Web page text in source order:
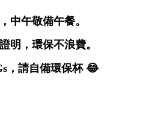
，中午敬備午餐。
明，環保不浪費。
，請自備環保杯 😂